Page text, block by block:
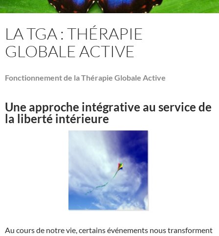
LA TGA : THÉRAPIE
GLOBALE ACTIVE
Fonctionnement de la Thérapie Globale Active
Une approche intégrative au service de
la liberté intérieure
Au cours de notre vie, certains événements nous transforment